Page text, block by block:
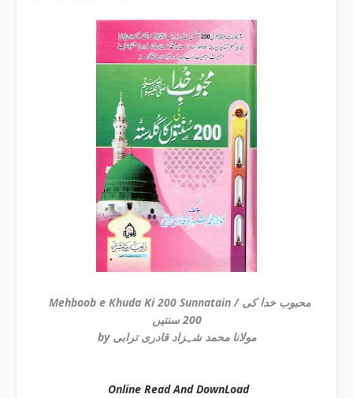
Mehboob e Khuda Ki 200 Sunnatain / محبوب خدا کی
200 سنتیں
by مولانا محمد شہزاد قادری ترابی
Online Read And DownLoad